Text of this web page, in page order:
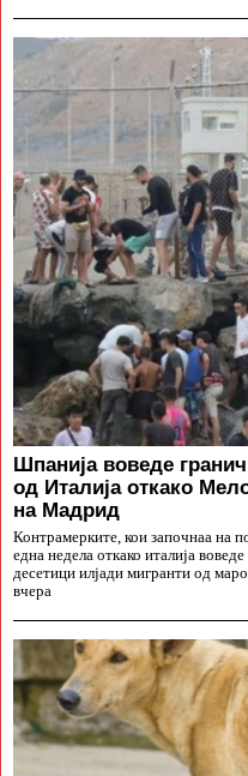
Шпанија воведе
од Италија откако
на Мадрид
Контрамерките, кои започнаа на
една недела откако италија
десетици илјади мигранти од
вчера